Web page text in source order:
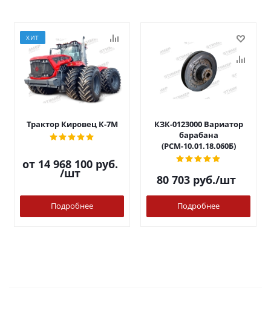
ХИТ
Трактор Кировец К-7М
от 14 968 100 руб.
/шт
Подробнее
КЗК-0123000 Вариатор
барабана
(РСМ-10.01.18.060Б)
80 703 руб./шт
Подробнее